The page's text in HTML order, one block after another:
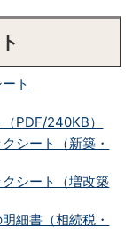
ト
PDF/240KB）
シート（新築・
シート（増改築
細書（相続税・